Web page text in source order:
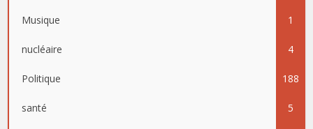
Musique 1
nucléaire 4
Politique 188
santé 5